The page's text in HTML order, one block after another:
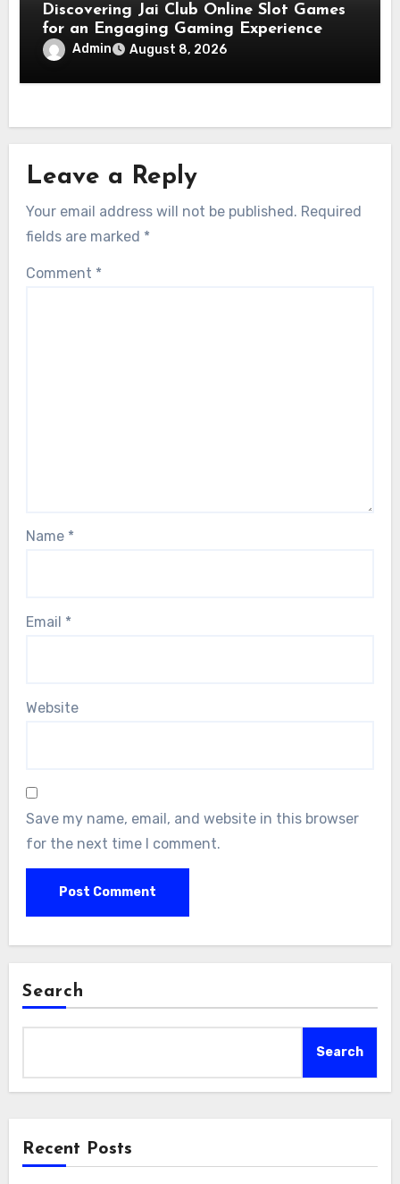
Discovering Jai Club Online Slot Games
for an Engaging Gaming Experience
Admin August 8, 2026
Leave a Reply
Your email address will not be published. Required
fields are marked *
Comment *
Name *
Email *
Website
Save my name, email, and website in this browser
for the next time I comment.
Search
Search
Recent Posts